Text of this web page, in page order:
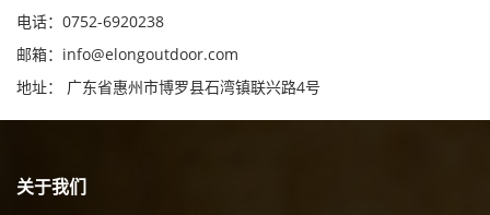
电话：0752-6920238
邮箱： info@elongoutdoor.com
地址： 广东省惠州市博罗县石湾镇联兴路4号
关于我们